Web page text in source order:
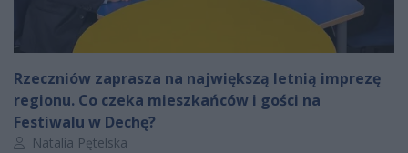
Rzeczniów zaprasza na największą letnią imprezę
regionu. Co czeka mieszkańców i gości na
Festiwalu w Dechę?
Autor artykułu:
Natalia Pętelska